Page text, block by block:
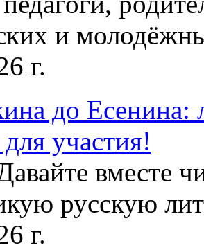
и
г.
до Есенина:
участия!
вместе
русскую
г.